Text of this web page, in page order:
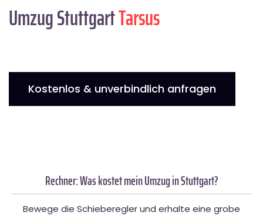
Umzug StuttgartTarsus
Kostenlos & unverbindlich anfragen
Rechner: Was kostet mein Umzug in Stuttgart?
Bewege die Schieberegler und erhalte eine grobe